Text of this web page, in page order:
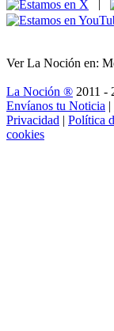
|
Ver La Noción en:
La Noción ® 2011 -
Envíanos tu Noticia |
Privacidad | Política
cookies